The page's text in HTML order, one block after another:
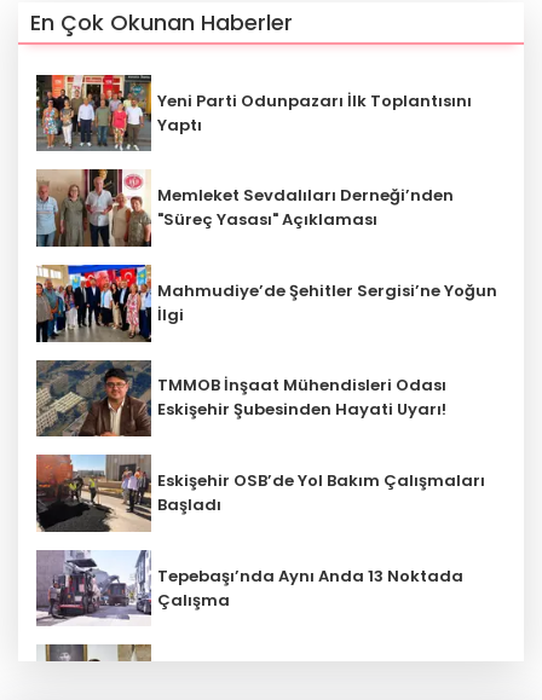
En Çok Okunan Haberler
Yeni Parti Odunpazarı İlk Toplantısını
Yaptı
Memleket Sevdalıları Derneği’nden
"Süreç Yasası" Açıklaması
Mahmudiye’de Şehitler Sergisi’ne Yoğun
İlgi
TMMOB İnşaat Mühendisleri Odası
Eskişehir Şubesinden Hayati Uyarı!
Eskişehir OSB’de Yol Bakım Çalışmaları
Başladı
Tepebaşı’nda Aynı Anda 13 Noktada
Çalışma